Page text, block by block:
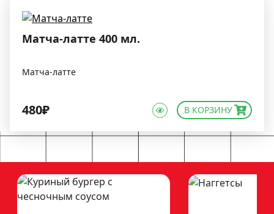
Матча-латте 400 мл.
Матча-латте
480₽ В КОРЗИНУ